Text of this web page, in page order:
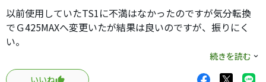
以前使用していたTS1に不満はなかったのですが気分転換
でＧ425MAXへ変更いたが結果は良いのですが、振りにく
い。
我慢できず中古ショップで事情を説明し店員さんの勧める
ドライバーを数本試打をして一番振りやすかったのがステ
続きを読む
いいね